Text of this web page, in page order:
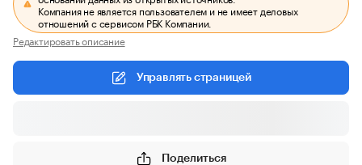
Компания не является пользователем и не имеет деловых
отношений с сервисом РБК Компании.
Редактировать описание
Управлять страницей
Поделиться